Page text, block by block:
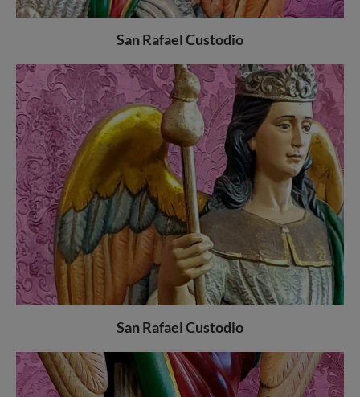
San Rafael Custodio
San Rafael Custodio